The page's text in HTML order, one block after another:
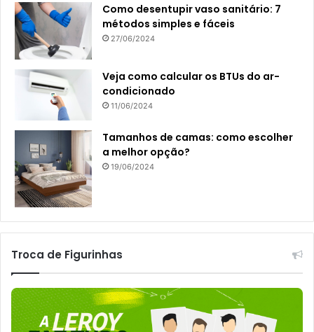
Como desentupir vaso sanitário: 7
métodos simples e fáceis
27/06/2024
Veja como calcular os BTUs do ar-
condicionado
11/06/2024
Tamanhos de camas: como escolher
a melhor opção?
19/06/2024
Troca de Figurinhas